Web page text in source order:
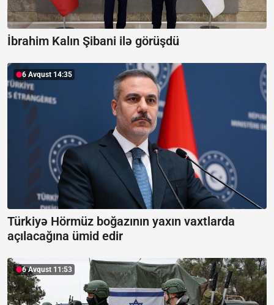
İbrahim Kalın Şibani ilə görüşdü
6 Avqust 14:35
Türkiyə Hörmüz boğazının yaxın vaxtlarda
açılacağına ümid edir
6 Avqust 11:53